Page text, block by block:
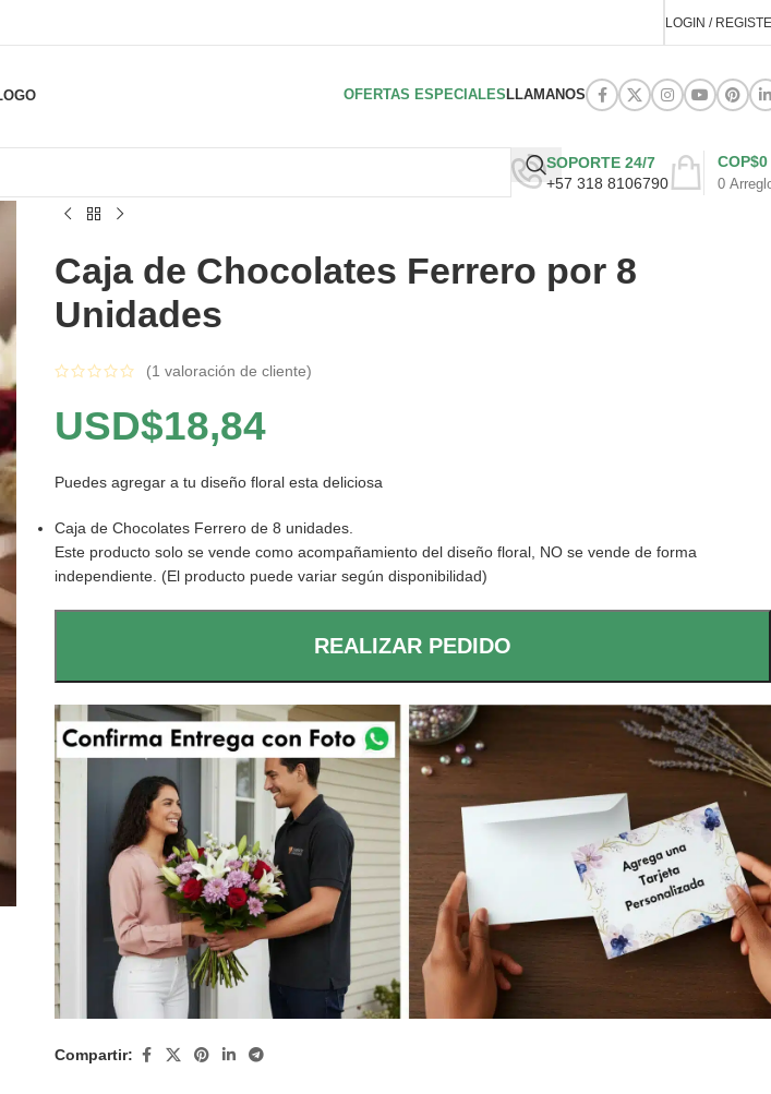
LOGIN /
OFERTAS ESPECIALES LLAMANOS
SOPORTE 24/7
+57 318 8106790
0
COP$0
Caja de Chocolates Ferrero por 8
Unidades
(1 valoración de cliente)
USD$18,84
Puedes agregar a tu diseño floral esta deliciosa
Caja de Chocolates Ferrero de 8 unidades.
Este producto solo se vende como acompañamiento del diseño floral, NO se vende de forma
independiente. (El producto puede variar según disponibilidad)
REALIZAR PEDIDO
Compartir: